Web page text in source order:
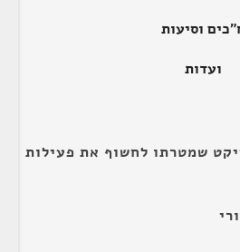
וסיעות
ועדות
שמטרתו לחשוף את פעילות